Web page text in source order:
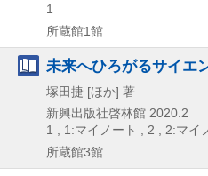
1
所蔵館1館
未来へひろがるサイエ
塚田捷 [ほか] 著
新興出版社啓林館 2020.2
1 , 1:マイノート , 2 , 2:マイ
所蔵館3館